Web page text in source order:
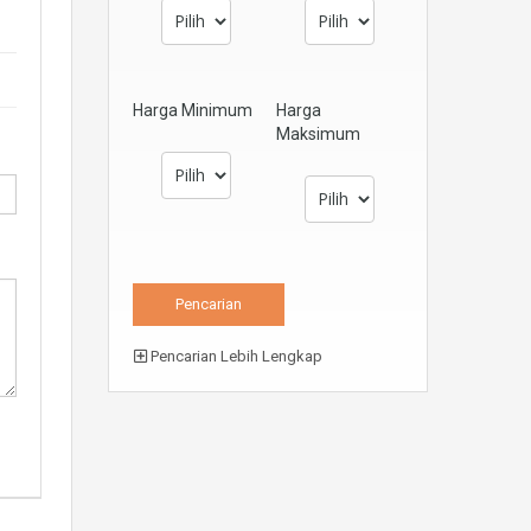
Harga Minimum
Harga
Maksimum
Pencarian Lebih Lengkap